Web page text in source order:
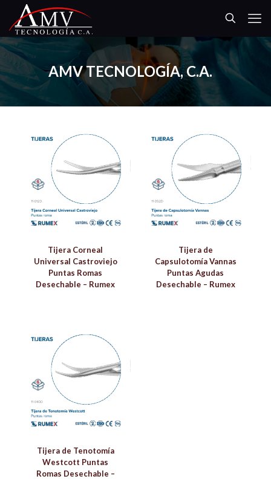
AMV TECNOLOGÍA, C.A.
Tijera Corneal
Universal Castroviejo
Puntas Romas
Desechable – Rumex
Tijera de
Capsulotomía Vannas
Puntas Agudas
Desechable – Rumex
Tijera de Tenotomía
Westcott Puntas
Romas Desechable –